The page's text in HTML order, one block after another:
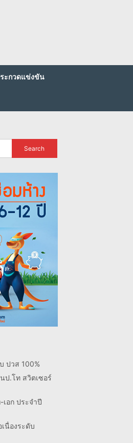
ะกวดแข่งขัน
ปวส 100%
ป.โท สวิตเซอร์
อก ประจำปี
นื่องระดับ